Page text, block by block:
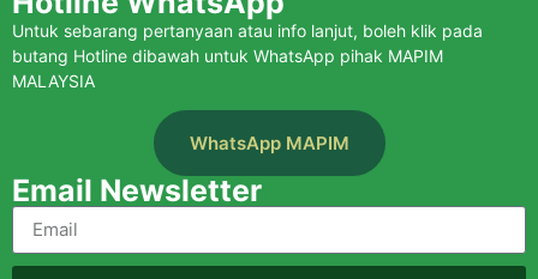
Untuk sebarang pertanyaan atau info lanjut, boleh klik pada
butang Hotline dibawah untuk WhatsApp pihak MAPIM
MALAYSIA
WhatsApp MAPIM
Email Newsletter